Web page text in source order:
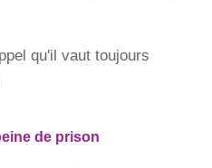
qu'il vaut toujours
de prison